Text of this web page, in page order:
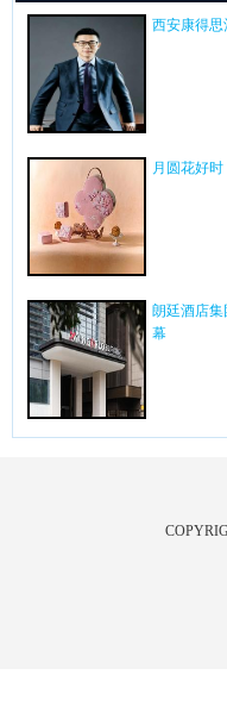
西安康得思
月圆花好
朗廷酒店集
幕